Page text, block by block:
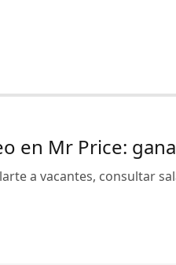
en Mr Price:
a vacantes, consultar